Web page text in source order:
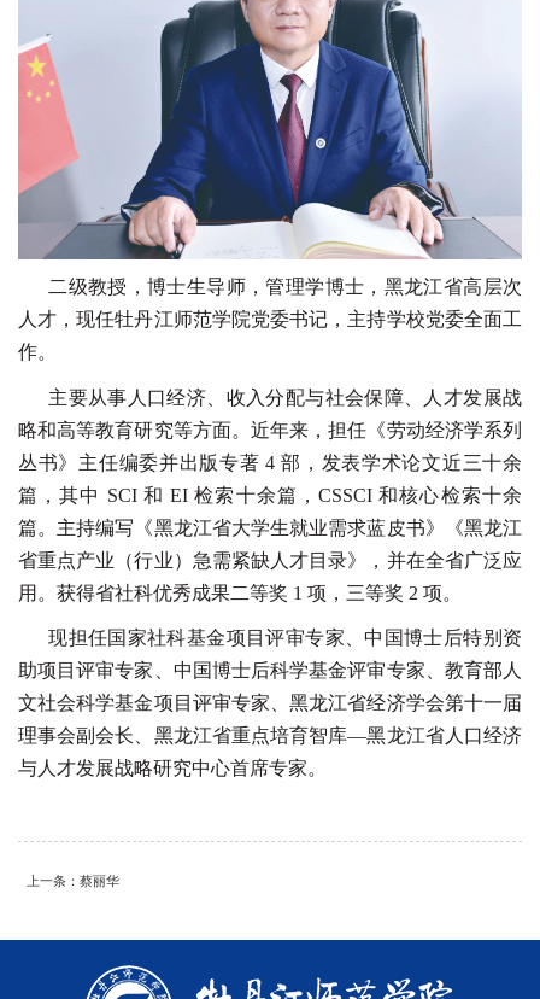
二级教授，博士生导师，管理学博士，黑龙江省高层次
人才，现任牡丹江师范学院党委书记，主持学校党委全面工
作。
主要从事人口经济、收入分配与社会保障、人才发展战
略和高等教育研究等方面。近年来，担任《劳动经济学系列
丛书》主任编委并出版专著 4 部，发表学术论文近三十余
篇，其中 SCI 和 EI 检索十余篇，CSSCI 和核心检索十余
篇。主持编写《黑龙江省大学生就业需求蓝皮书》《黑龙江
省重点产业（行业）急需紧缺人才目录》，并在全省广泛应
用。获得省社科优秀成果二等奖 1 项，三等奖 2 项。
现担任国家社科基金项目评审专家、中国博士后特别资
助项目评审专家、中国博士后科学基金评审专家、教育部人
文社会科学基金项目评审专家、黑龙江省经济学会第十一届
理事会副会长、黑龙江省重点培育智库—黑龙江省人口经济
与人才发展战略研究中心首席专家。
上一条：蔡丽华